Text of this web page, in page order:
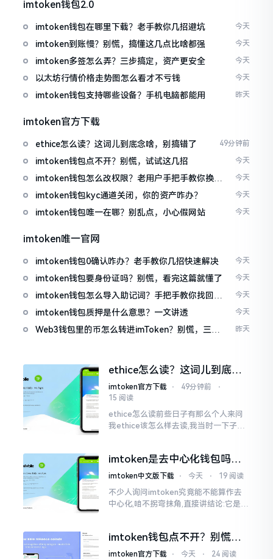
imtoken钱包2.0
imtoken钱包在哪里下载？老手教你几招避坑 今天
imtoken到账慢？别慌，搞懂这几点比啥都强 今天
imtoken多签怎么弄？三步搞定，资产更安全 今天
以太坊行情价格走势图怎么看才不亏钱 今天
imtoken钱包支持哪些设备？手机电脑都能用 昨天
imtoken官方下载
ethice怎么读？这词儿到底念啥，别搞错了 49分钟前
imtoken钱包点不开？别慌，试试这几招 今天
imtoken钱包怎么改权限？老用户手把手教你换主
人
今天
imtoken钱包kyc通道关闭，你的资产咋办？ 今天
imtoken钱包唯一在哪？别乱点，小心假网站 今天
imtoken唯一官网
imtoken钱包0确认咋办？老手教你几招快速解决 今天
imtoken钱包要身份证吗？别慌，看完这篇就懂了 今天
imtoken钱包怎么导入助记词？手把手教你找回资
产
今天
imtoken钱包质押是什么意思？一文讲透 今天
Web3钱包里的币怎么转进imToken？别慌，三步
昨天
ethice怎么读？这词儿到底念
啥，别搞错了
imtoken官方下载 ⋅ 49分钟前
⋅
15 阅读
ethice怎么读前些日子有那么个人来问
我ethice该怎么样去读,我当时一下子就
呢拼写方面却少了一个字母
imtoken是去中心化钱包吗？
看完这篇不踩坑
imtoken中文版下载 ⋅ 今天 ⋅ 19 阅读
不少人询问imtoken究竟能不能算作去
中心化,咱不拐弯抹角,直接讲结论:它是一
imtoken钱包点不开？别慌，
试试这几招
imtoken官方下载 ⋅ 今天 ⋅ 24 阅读